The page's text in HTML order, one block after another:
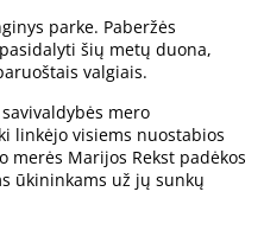
parke. Paberžės
šių metų duona,
valgiais.
mero
linkėjo visiems nuostabios
merės Marijos Rekst padėkos
ūkininkams už jų sunkų